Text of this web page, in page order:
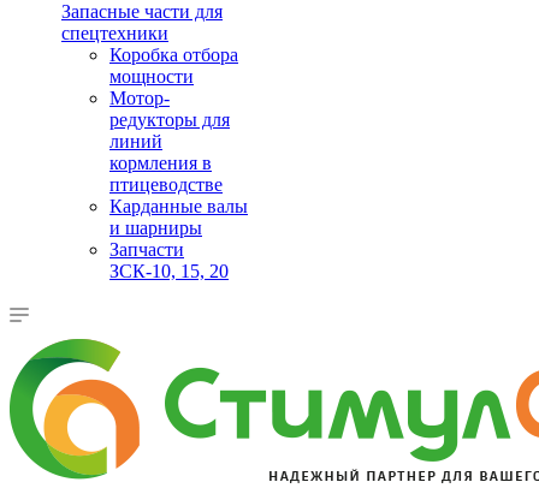
Запасные части для
спецтехники
Коробка отбора
мощности
Мотор-
редукторы для
линий
кормления в
птицеводстве
Карданные валы
и шарниры
Запчасти
ЗСК-10, 15, 20